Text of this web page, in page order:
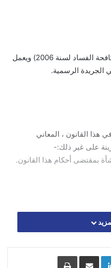
يسمى هذا القانون ( قانون هيئة مكافحة الفساد لسنة 2006) ويعمل
الجريدة الرسمية.
هذا القانون ، المعاني
على غير ذلك:-
بمقتضى أحكام هذا القانون.
مشاركة عبر البريد طباعة